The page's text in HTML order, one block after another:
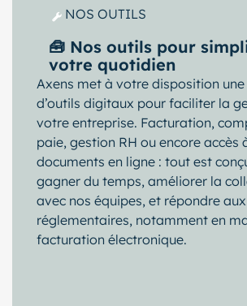
NOS OUTILS
🧰 Nos outils pour
votre quotidien
Axens met à votre disposition
d’outils digitaux pour faciliter la
votre entreprise. Facturation,
paie, gestion RH ou encore accès
documents en ligne : tout est
gagner du temps, améliorer la
avec nos équipes, et répondre
réglementaires, notamment en
facturation électronique.